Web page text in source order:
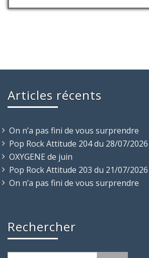
Articles récents
On n’a pas fini de vous surprendre
Pop Rock Attitude 204 du 28/07/2026
OXYGENE de juin
Pop Rock Attitude 203 du 21/07/2026
On n’a pas fini de vous surprendre
Rechercher